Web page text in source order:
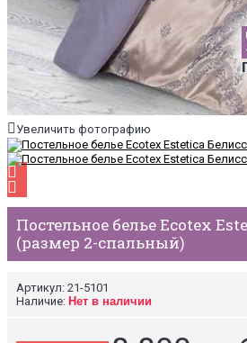
Увеличить фотографию
Постельное белье Ecotex
(размер 2-спальный)
Артикул: 21-5101
Наличие: Нет в наличии